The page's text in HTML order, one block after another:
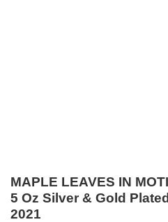
MAPLE LEAVES IN
5 Oz Silver & Gold
2021